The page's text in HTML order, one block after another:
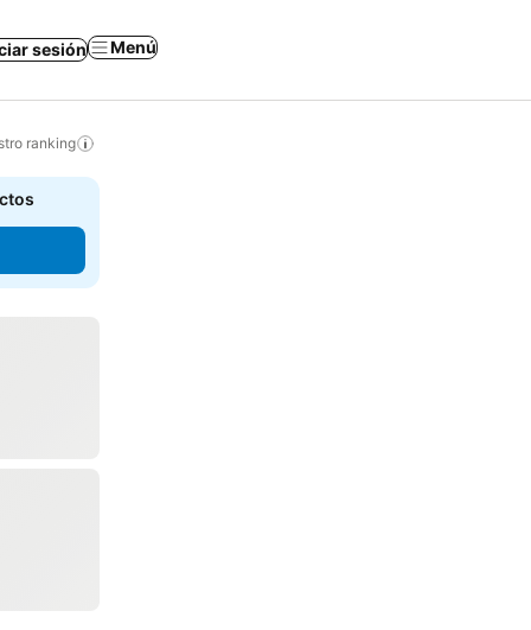
sesión Menú
ranking